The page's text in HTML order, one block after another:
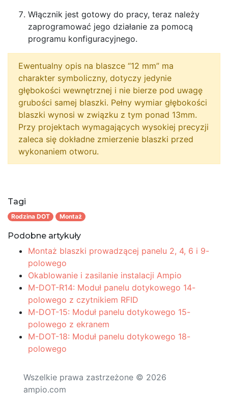
Włącznik jest gotowy do pracy, teraz należy
zaprogramować jego działanie za pomocą
programu konfiguracyjnego.
Ewentualny opis na blaszce “12 mm” ma
charakter symboliczny, dotyczy jedynie
głębokości wewnętrznej i nie bierze pod uwagę
grubości samej blaszki. Pełny wymiar głębokości
blaszki wynosi w związku z tym ponad 13mm.
Przy projektach wymagających wysokiej precyzji
zaleca się dokładne zmierzenie blaszki przed
wykonaniem otworu.
Tagi
Rodzina DOT Montaż
Podobne artykuły
Montaż blaszki prowadzącej panelu 2, 4, 6 i 9-
polowego
Okablowanie i zasilanie instalacji Ampio
M-DOT-R14: Moduł panelu dotykowego 14-
polowego z czytnikiem RFID
M-DOT-15: Moduł panelu dotykowego 15-
polowego z ekranem
M-DOT-18: Moduł panelu dotykowego 18-
polowego
Wszelkie prawa zastrzeżone © 2026
ampio.com